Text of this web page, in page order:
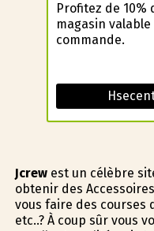
Profitez de
magasin
commande.
Jcrewest un célèbre
obtenir des
vous faire des courses
etc..? À coup sûr vous